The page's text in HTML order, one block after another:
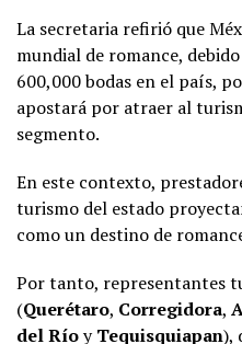
La secretaria refirió que
mundial de romance,
600,000 bodas en el país,
apostará por atraer al
segmento.
En este contexto,
turismo del estado
como un destino de
Por tanto, representantes
(Querétaro, Corregidora,
del RíoyTequisquiapan),